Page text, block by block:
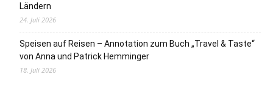
Ländern
24. Juli 2026
Speisen auf Reisen – Annotation zum Buch „Travel & Taste“
von Anna und Patrick Hemminger
18. Juli 2026